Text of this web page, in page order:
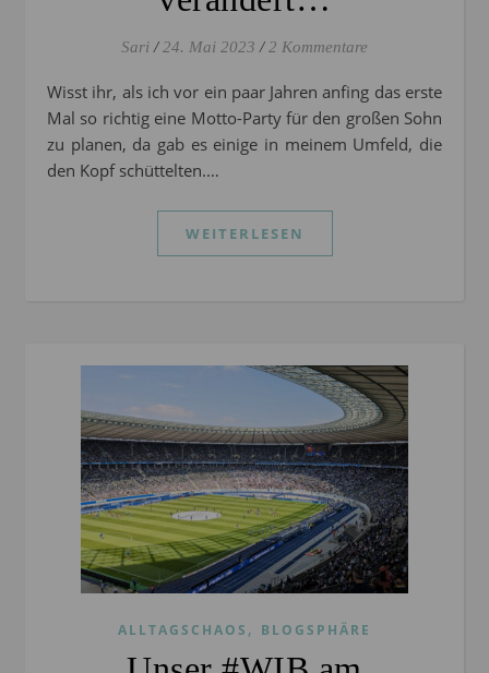
Sari / 24. Mai 2023 / 2 Kommentare
Wisst ihr, als ich vor ein paar Jahren anfing das erste
Mal so richtig eine Motto-Party für den großen Sohn
zu planen, da gab es einige in meinem Umfeld, die
den Kopf schüttelten.…
WEITERLESEN
ALLTAGSCHAOS , BLOGSPHÄRE